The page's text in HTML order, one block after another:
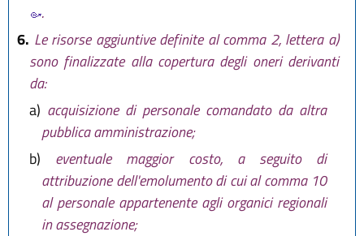
.
6. Le risorse aggiuntive definite al comma 2, lettera a)
sono finalizzate alla copertura degli oneri derivanti
da:
a) acquisizione di personale comandato da altra
pubblica amministrazione;
b)
eventuale maggior costo, a seguito di
attribuzione dell'emolumento di cui al comma 10
al personale appartenente agli organici regionali
in assegnazione;